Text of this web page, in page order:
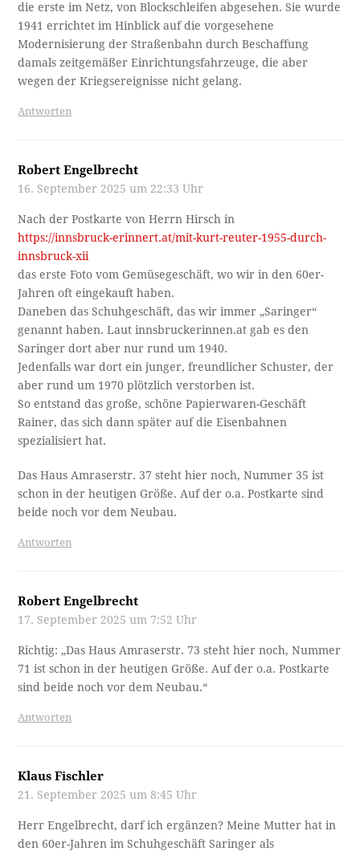
die erste im Netz, von Blockschleifen abgesehen. Sie wurde
1941 errichtet im Hinblick auf die vorgesehene
Modernisierung der Straßenbahn durch Beschaffung
damals zeitgemäßer Einrichtungsfahrzeuge, die aber
wegen der Kriegsereignisse nicht gelang.
Antworten
Robert Engelbrecht
16. September 2025 um 22:33 Uhr
Nach der Postkarte von Herrn Hirsch in
https://innsbruck-erinnert.at/mit-kurt-reuter-1955-durch-
innsbruck-xii
das erste Foto vom Gemüsegeschäft, wo wir in den 60er-
Jahren oft eingekauft haben.
Daneben das Schuhgeschäft, das wir immer „Saringer“
genannt haben. Laut innsbruckerinnen.at gab es den
Saringer dort aber nur rund um 1940.
Jedenfalls war dort ein junger, freundlicher Schuster, der
aber rund um 1970 plötzlich verstorben ist.
So entstand das große, schöne Papierwaren-Geschäft
Rainer, das sich dann später auf die Eisenbahnen
spezialisiert hat.
Das Haus Amraserstr. 37 steht hier noch, Nummer 35 ist
schon in der heutigen Größe. Auf der o.a. Postkarte sind
beide noch vor dem Neubau.
Antworten
Robert Engelbrecht
17. September 2025 um 7:52 Uhr
Richtig: „Das Haus Amraserstr. 73 steht hier noch, Nummer
71 ist schon in der heutigen Größe. Auf der o.a. Postkarte
sind beide noch vor dem Neubau.“
Antworten
Klaus Fischler
21. September 2025 um 8:45 Uhr
Herr Engelbrecht, darf ich ergänzen? Meine Mutter hat in
den 60er-Jahren im Schuhgeschäft Saringer als